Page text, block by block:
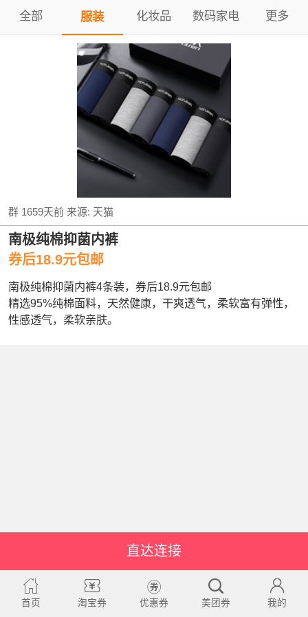
全部 服装 化妆品 数码家电 更多
群 1659天前来源: 天猫
南极纯棉抑菌内裤
券后18.9元包邮
南极纯棉抑菌内裤4条装，券后18.9元包邮
精选95%纯棉面料，天然健康，干爽透气，柔软富有弹性，
性感透气，柔软亲肤。
直达连接
首页 淘宝券 优惠券 美团券 我的